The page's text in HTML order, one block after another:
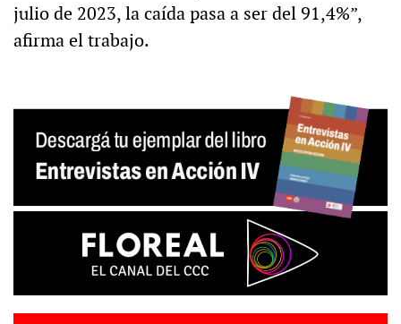
julio de 2023, la caída pasa a ser del 91,4%”,
afirma el trabajo.